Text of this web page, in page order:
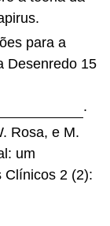
para a
Desenredo 15
.
Rosa, e M.
um
Clínicos 2 (2):